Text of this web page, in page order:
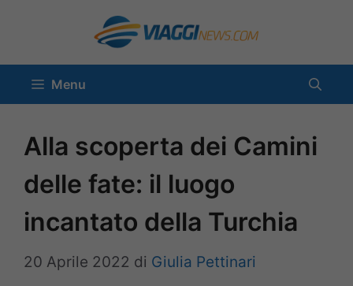
contenuto
Menu
Alla scoperta dei Camini
delle fate: il luogo
incantato della Turchia
20 Aprile 2022 di Giulia Pettinari